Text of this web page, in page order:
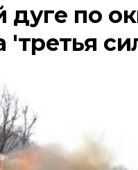
дуге по
'третья